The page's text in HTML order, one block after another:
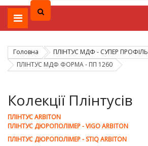
Головна
ПЛІНТУС МДФ - СУПЕР ПРОФІЛЬ
ПЛІНТУС МДФ ФОРМА - ПП 1260
Колекції Плінтусів
ПЛІНТУС ARBITON
ПЛІНТУС ДЮРОПОЛІМЕР - VIGO ARBITON
ПЛІНТУС ДЮРОПОЛІМЕР - STIQ ARBITON